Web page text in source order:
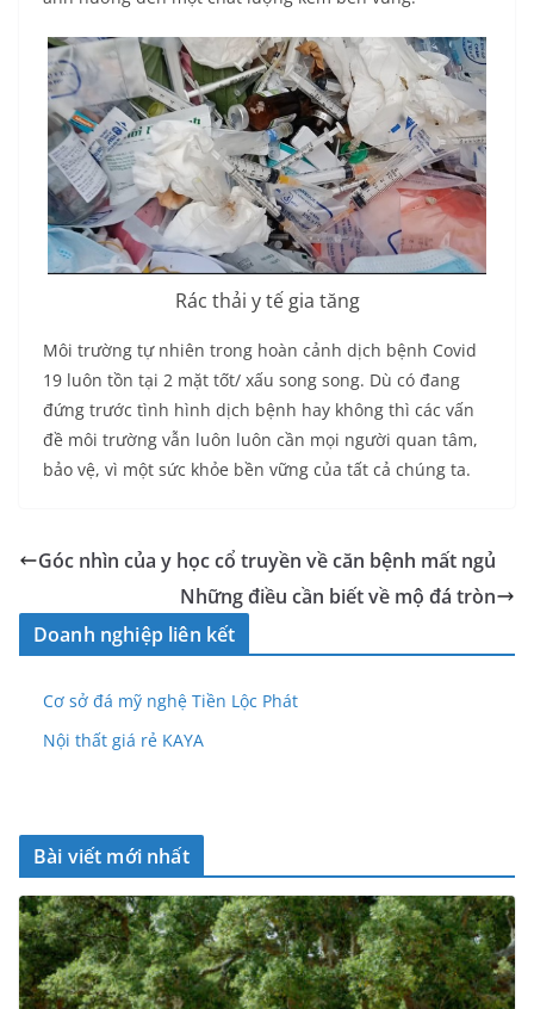
Rác thải y tế gia tăng
Môi trường tự nhiên trong hoàn cảnh dịch bệnh Covid
19 luôn tồn tại 2 mặt tốt/ xấu song song. Dù có đang
đứng trước tình hình dịch bệnh hay không thì các vấn
đề môi trường vẫn luôn luôn cần mọi người quan tâm,
bảo vệ, vì một sức khỏe bền vững của tất cả chúng ta.
Góc nhìn của y học cổ truyền về căn bệnh mất ngủ
Những điều cần biết về mộ đá tròn
Doanh nghiệp liên kết
Cơ sở đá mỹ nghệ Tiền Lộc Phát
Nội thất giá rẻ KAYA
Bài viết mới nhất